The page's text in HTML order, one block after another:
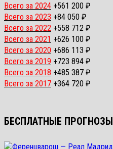
Всего за 2024 +561 200 ₽
Всего за 2023 +84 050 ₽
Всего за 2022 +558 712 ₽
Всего за 2021 +626 100 ₽
Всего за 2020 +686 113 ₽
Всего за 2019 +723 894 ₽
Всего за 2018 +485 387 ₽
Всего за 2017 +364 720 ₽
БЕСПЛАТНЫЕ ПРОГНОЗЫ